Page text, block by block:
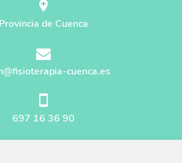
Provincia de Cuenca
cuenca.es
697 16 36 90